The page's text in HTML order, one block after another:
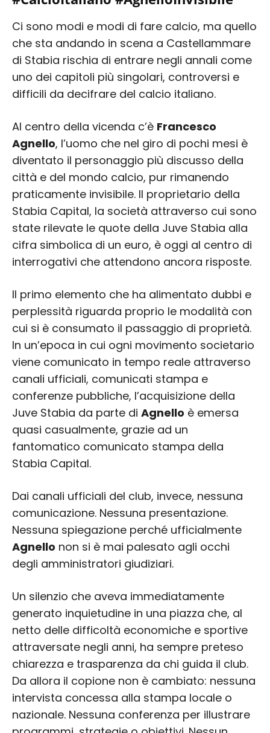
Ci sono modi e modi di fare calcio, ma quello
che sta andando in scena a Castellammare
di Stabia rischia di entrare negli annali come
uno dei capitoli più singolari, controversi e
difficili da decifrare del calcio italiano.
Al centro della vicenda c’è Francesco
Agnello, l’uomo che nel giro di pochi mesi è
diventato il personaggio più discusso della
città e del mondo calcio, pur rimanendo
praticamente invisibile. Il proprietario della
Stabia Capital, la società attraverso cui sono
state rilevate le quote della Juve Stabia alla
cifra simbolica di un euro, è oggi al centro di
interrogativi che attendono ancora risposte.
Il primo elemento che ha alimentato dubbi e
perplessità riguarda proprio le modalità con
cui si è consumato il passaggio di proprietà.
In un’epoca in cui ogni movimento societario
viene comunicato in tempo reale attraverso
canali ufficiali, comunicati stampa e
conferenze pubbliche, l’acquisizione della
Juve Stabia da parte di Agnello è emersa
quasi casualmente, grazie ad un
fantomatico comunicato stampa della
Stabia Capital.
Dai canali ufficiali del club, invece, nessuna
comunicazione. Nessuna presentazione.
Nessuna spiegazione perché ufficialmente
Agnello non si è mai palesato agli occhi
degli amministratori giudiziari.
Un silenzio che aveva immediatamente
generato inquietudine in una piazza che, al
netto delle difficoltà economiche e sportive
attraversate negli anni, ha sempre preteso
chiarezza e trasparenza da chi guida il club.
Da allora il copione non è cambiato: nessuna
intervista concessa alla stampa locale o
nazionale. Nessuna conferenza per illustrare